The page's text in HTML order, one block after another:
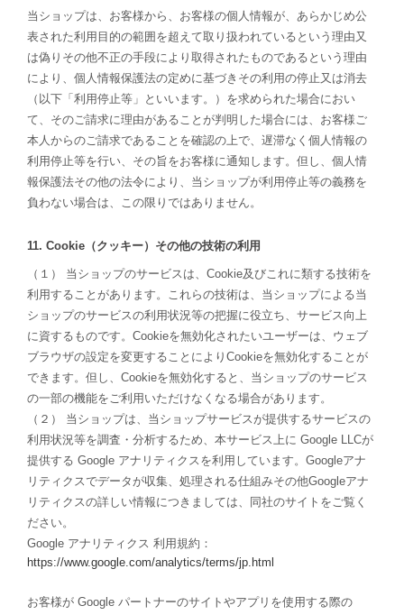
当ショップは、お客様から、お客様の個人情報が、あらかじめ公
表された利用目的の範囲を超えて取り扱われているという理由又
は偽りその他不正の手段により取得されたものであるという理由
により、個人情報保護法の定めに基づきその利用の停止又は消去
（以下「利用停止等」といいます。）を求められた場合におい
て、そのご請求に理由があることが判明した場合には、お客様ご
本人からのご請求であることを確認の上で、遅滞なく個人情報の
利用停止等を行い、その旨をお客様に通知します。但し、個人情
報保護法その他の法令により、当ショップが利用停止等の義務を
負わない場合は、この限りではありません。
11. Cookie（クッキー）その他の技術の利用
（１） 当ショップのサービスは、Cookie及びこれに類する技術を
利用することがあります。これらの技術は、当ショップによる当
ショップのサービスの利用状況等の把握に役立ち、サービス向上
に資するものです。Cookieを無効化されたいユーザーは、ウェブ
ブラウザの設定を変更することによりCookieを無効化することが
できます。但し、Cookieを無効化すると、当ショップのサービス
の一部の機能をご利用いただけなくなる場合があります。
（２） 当ショップは、当ショップサービスが提供するサービスの
利用状況等を調査・分析するため、本サービス上に Google LLCが
提供する Google アナリティクスを利用しています。Googleアナ
リティクスでデータが収集、処理される仕組みその他Googleアナ
リティクスの詳しい情報につきましては、同社のサイトをご覧く
ださい。
Google アナリティクス 利用規約：
https://www.google.com/analytics/terms/jp.html
お客様が Google パートナーのサイトやアプリを使用する際の